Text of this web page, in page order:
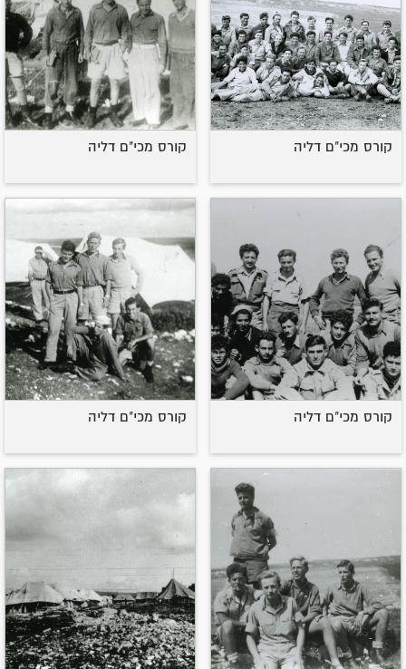
קורס מכי"ם דליה קורס מכי"ם דליה
קורס מכי"ם דליה קורס מכי"ם דליה